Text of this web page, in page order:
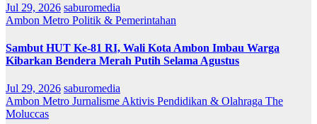
Jul 29, 2026 saburomedia
Ambon Metro Politik & Pemerintahan
Sambut HUT Ke-81 RI, Wali Kota Ambon Imbau Warga
Kibarkan Bendera Merah Putih Selama Agustus
Jul 29, 2026 saburomedia
Ambon Metro Jurnalisme Aktivis Pendidikan & Olahraga The
Moluccas